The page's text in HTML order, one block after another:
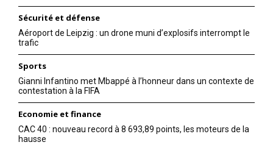
Sécurité et défense
Aéroport de Leipzig : un drone muni d’explosifs interrompt le
trafic
Sports
Gianni Infantino met Mbappé à l’honneur dans un contexte de
contestation à la FIFA
Economie et finance
CAC 40 : nouveau record à 8 693,89 points, les moteurs de la
hausse